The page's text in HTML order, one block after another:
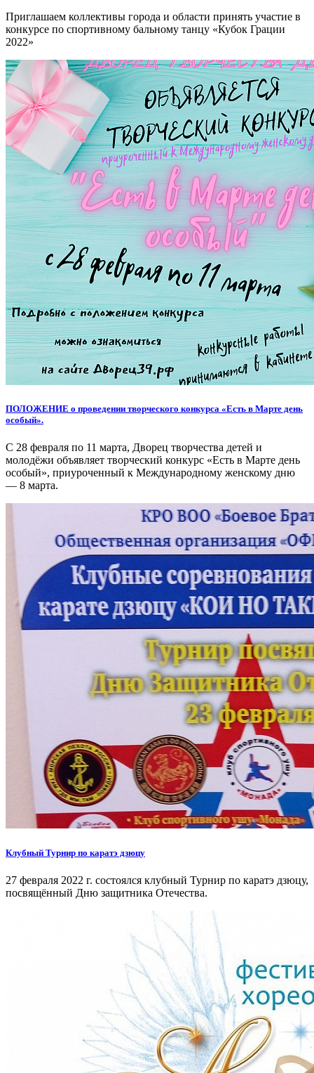
Приглашаем коллективы города и области принять участие в
конкурсе по спортивному бальному танцу «Кубок Грации
2022»
ПОЛОЖЕНИЕ о проведении творческого конкурса «Есть в Марте день
особый».
С 28 февраля по 11 марта, Дворец творчества детей и
молодёжи объявляет творческий конкурс «Есть в Марте день
особый», приуроченный к Международному женскому дню
— 8 марта.
Клубный Турнир по каратэ дзюцу
27 февраля 2022 г. состоялся клубный Турнир по каратэ дзюцу,
посвящённый Дню защитника Отечества.